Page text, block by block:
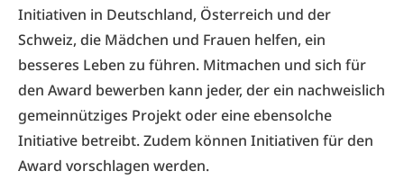
Initiativen in Deutschland, Österreich und der
Schweiz, die Mädchen und Frauen helfen, ein
besseres Leben zu führen. Mitmachen und sich für
den Award bewerben kann jeder, der ein nachweislich
gemeinnütziges Projekt oder eine ebensolche
Initiative betreibt. Zudem können Initiativen für den
Award vorschlagen werden.